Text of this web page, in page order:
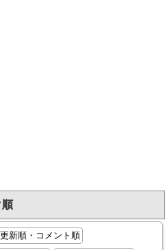
順
更新順・コメント順